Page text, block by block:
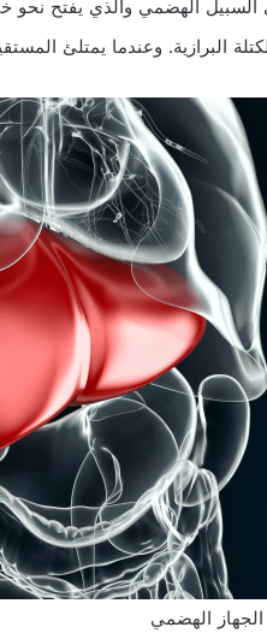
البرازية. وعندما يمتلئ
الهضمي